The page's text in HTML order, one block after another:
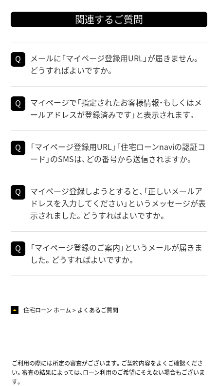
関連するご質問
メールに「マイページ登録用URL」が届きません。
どうすればよいですか。
マイページで「指定されたお客様情報・もしくはメ
ールアドレスが登録済みです」と表示されます。
「マイページ登録用URL」「住宅ローンnaviの認証コ
ード」のSMSは、どの番号から送信されますか。
マイページ登録しようとすると、「正しいメールア
ドレスを入力してください」というメッセージが表
示されました。どうすればよいですか。
「マイページ登録のご案内」というメールが届きま
した。どうすればよいですか。
住宅ローン ホーム よくあるご質問
ご利用の際には所定の審査がございます。ご契約内容をよくご確認くださ
い。審査の結果によっては、ローン利用のご希望にそえない場合もございま
す。